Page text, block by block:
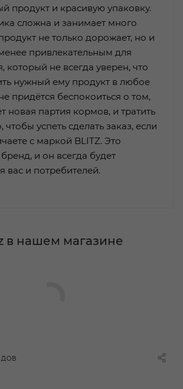
продукт и красивую упаковку.
сложна и занимает много
не только дорожает, но и
привлекательным для
который не всегда уверен, что
нужный ему продукт в любое
придётся беспокоиться о том,
новая партия кормов, и тратить
чтобы успеть сделать заказ, если
с маркой BLITZ. Это
и он всегда будет
вас и потребителей.
в нашем магазине